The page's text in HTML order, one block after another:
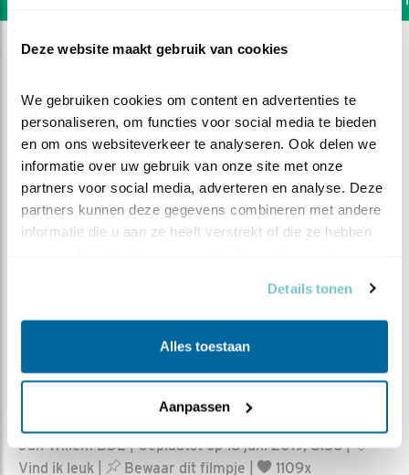
Deze website maakt gebruik van cookies
We gebruiken cookies om content en advertenties te
personaliseren, om functies voor social media te bieden
en om ons websiteverkeer te analyseren. Ook delen we
informatie over uw gebruik van onze site met onze
partners voor social media, adverteren en analyse. Deze
partners kunnen deze gegevens combineren met andere
informatie die u aan ze heeft verstrekt of die ze hebben
Details tonen
Alles toestaan
Aanpassen
Alle Kuuks zijn flink aan het
Jan-Willem BDL | Geplaatst op 16 juni 2019, 8:56 |
Vind ik leuk
Bewaar dit filmpje
1109x